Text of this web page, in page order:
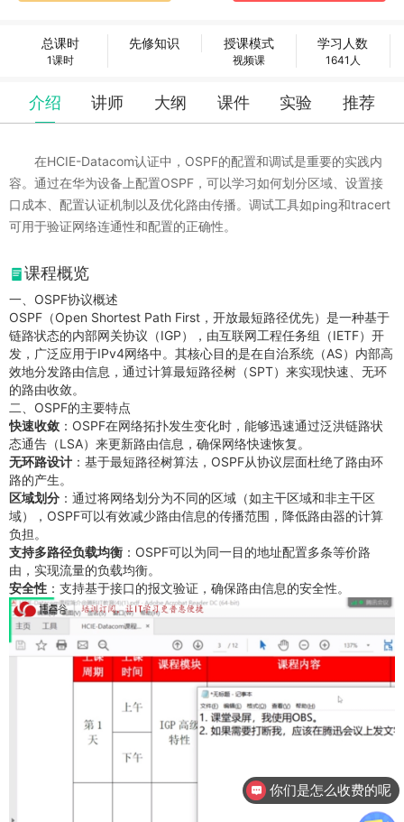
总课时
1课时
先修知识 授课模式
视频课
学习人数
1641人
介绍 讲师 大纲 课件 实验 推荐
在HCIE-Datacom认证中，OSPF的配置和调试是重要的实践内
容。通过在华为设备上配置OSPF，可以学习如何划分区域、设置接
口成本、配置认证机制以及优化路由传播。调试工具如ping和tracert
可用于验证网络连通性和配置的正确性。
课程概览
一、OSPF协议概述
OSPF（Open Shortest Path First，开放最短路径优先）是一种基于
链路状态的内部网关协议（IGP），由互联网工程任务组（IETF）开
发，广泛应用于IPv4网络中。其核心目的是在自治系统（AS）内部高
效地分发路由信息，通过计算最短路径树（SPT）来实现快速、无环
的路由收敛。
二、OSPF的主要特点
快速收敛 ：OSPF在网络拓扑发生变化时，能够迅速通过泛洪链路状
态通告（LSA）来更新路由信息，确保网络快速恢复 。
无环路设计 ：基于最短路径树算法，OSPF从协议层面杜绝了路由环
路的产生。
区域划分 ：通过将网络划分为不同的区域（如主干区域和非主干区
域），OSPF可以有效减少路由信息的传播范围，降低路由器的计算
负担 。
支持多路径负载均衡 ：OSPF可以为同一目的地址配置多条等价路
由，实现流量的负载均衡。
安全性 ：支持基于接口的报文验证，确保路由信息的安全性。
你们是怎么收费的呢